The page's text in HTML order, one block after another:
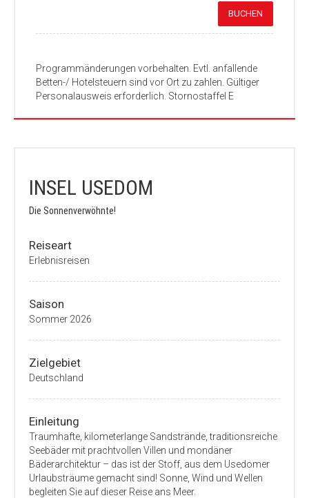
BUCHEN
Programmänderungen vor­behalten. Evtl. anfallende
Betten-/ Hotelsteuern sind vor Ort zu zahlen. Gültiger
Personalausweis erforderlich. Stornostaffel E
INSEL USEDOM
Die Sonnenverwöhnte!
Reiseart
Erlebnisreisen
Saison
Sommer 2026
Zielgebiet
Deutschland
Einleitung
Traumhafte, kilometerlange Sandstrände, traditionsreiche
Seebäder mit prachtvollen Villen und mondäner
Bäderarchitektur – das ist der Stoff, aus dem Usedomer
Urlaubsträume gemacht sind! Sonne, Wind und Wellen
begleiten Sie auf dieser Reise ans Meer.